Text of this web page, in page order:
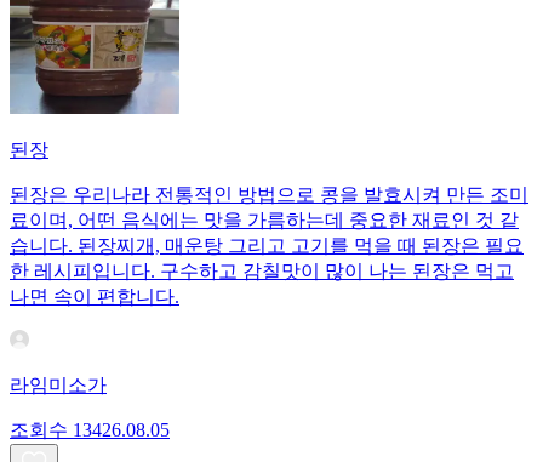
된장
된장은 우리나라 전통적인 방법으로 콩을 발효시켜 만든 조미
료이며, 어떤 음식에는 맛을 가름하는데 중요한 재료인 것 같
습니다. 된장찌개, 매운탕 그리고 고기를 먹을 때 된장은 필요
한 레시피입니다. 구수하고 감칠맛이 많이 나는 된장은 먹고
나면 속이 편합니다.
라임미소가
조회수 13426.08.05